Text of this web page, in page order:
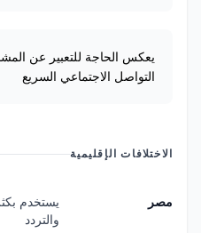
يعكس الحاجة للتعبير عن
التواصل الاجتماعي السريع
الاختلافات الإقليمية
مصر
يستخدم
والتردد